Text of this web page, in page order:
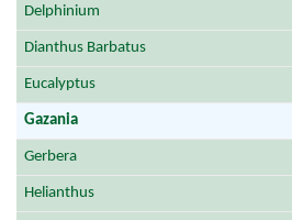
Delphinium
Dianthus Barbatus
Eucalyptus
Gazania
Gerbera
Helianthus